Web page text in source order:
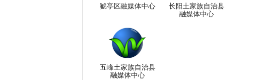
猇亭区融媒体中心
长阳土家族自治县
融媒体中心
五峰土家族自治县
融媒体中心